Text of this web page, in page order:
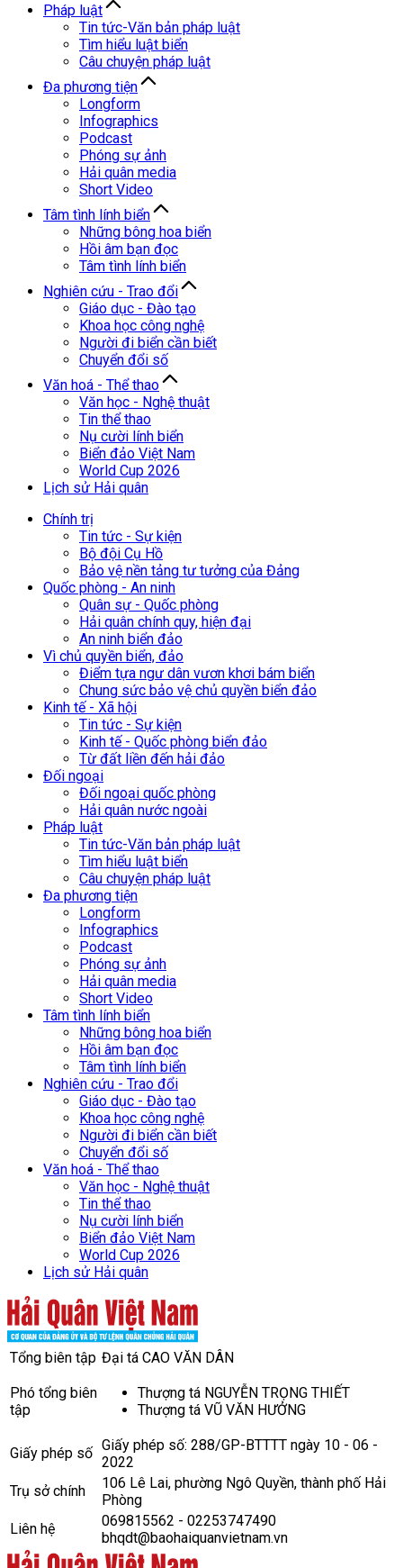
Pháp luật
Tin tức-Văn bản pháp luật
Tìm hiểu luật biển
Câu chuyện pháp luật
Đa phương tiện
Longform
Infographics
Podcast
Phóng sự ảnh
Hải quân media
Short Video
Tâm tình lính biển
Những bông hoa biển
Hồi âm bạn đọc
Tâm tình lính biển
Nghiên cứu - Trao đổi
Giáo dục - Đào tạo
Khoa học công nghệ
Người đi biển cần biết
Chuyển đổi số
Văn hoá - Thể thao
Văn học - Nghệ thuật
Tin thể thao
Nụ cười lính biển
Biển đảo Việt Nam
World Cup 2026
Lịch sử Hải quân
Chính trị
Tin tức - Sự kiện
Bộ đội Cụ Hồ
Bảo vệ nền tảng tư tưởng của Đảng
Quốc phòng - An ninh
Quân sự - Quốc phòng
Hải quân chính quy, hiện đại
An ninh biển đảo
Vì chủ quyền biển, đảo
Điểm tựa ngư dân vươn khơi bám biển
Chung sức bảo vệ chủ quyền biển đảo
Kinh tế - Xã hội
Tin tức - Sự kiện
Kinh tế - Quốc phòng biển đảo
Từ đất liền đến hải đảo
Đối ngoại
Đối ngoại quốc phòng
Hải quân nước ngoài
Pháp luật
Tin tức-Văn bản pháp luật
Tìm hiểu luật biển
Câu chuyện pháp luật
Đa phương tiện
Longform
Infographics
Podcast
Phóng sự ảnh
Hải quân media
Short Video
Tâm tình lính biển
Những bông hoa biển
Hồi âm bạn đọc
Tâm tình lính biển
Nghiên cứu - Trao đổi
Giáo dục - Đào tạo
Khoa học công nghệ
Người đi biển cần biết
Chuyển đổi số
Văn hoá - Thể thao
Văn học - Nghệ thuật
Tin thể thao
Nụ cười lính biển
Biển đảo Việt Nam
World Cup 2026
Lịch sử Hải quân
Tổng biên tập Đại tá CAO VĂN DÂN
Phó tổng biên
tập
Thượng tá NGUYỄN TRỌNG THIẾT
Thượng tá VŨ VĂN HƯỞNG
Giấy phép số Giấy phép số: 288/GP-BTTTT ngày 10 - 06 -
2022
Trụ sở chính
106 Lê Lai, phường Ngô Quyền, thành phố Hải
Phòng
Liên hệ
069815562 - 02253747490
bhqdt@baohaiquanvietnam.vn